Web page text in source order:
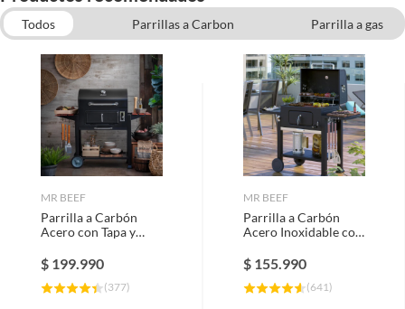
Todos Parrillas a Carbon
Parrilla a gas
MR BEEF
Parrilla a Carbón
Acero con Tapa y
Termómetro
$ 199.990
(377)
MR BEEF
Parrilla a Carbón
Acero Inoxidable con
Laterales +
Termómetro
$ 155.990
(641)